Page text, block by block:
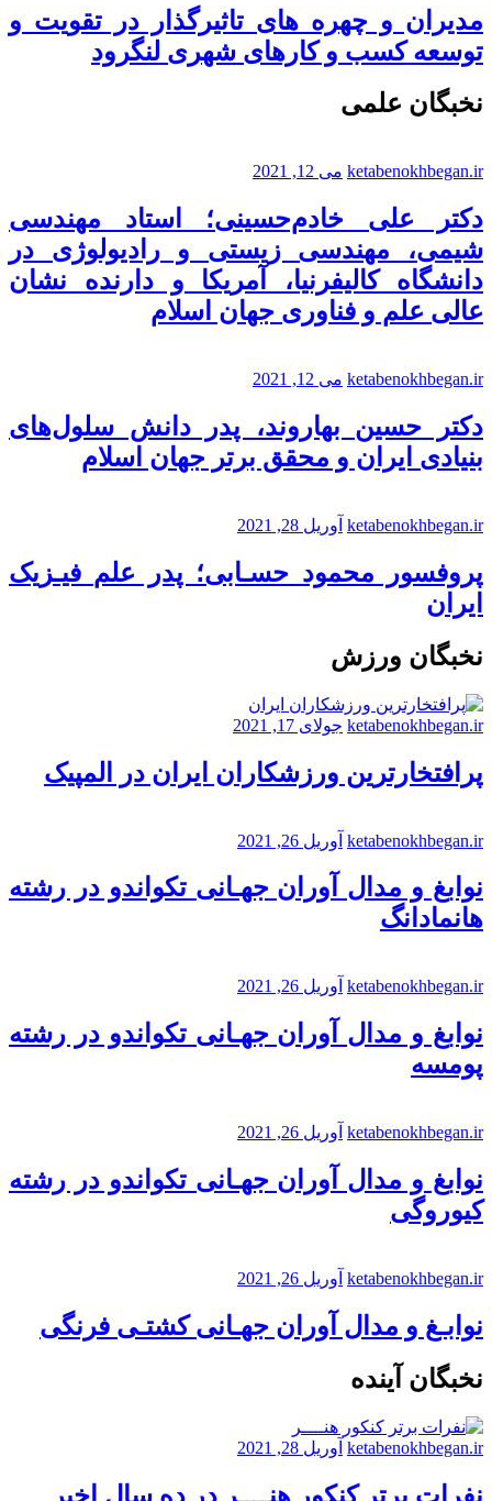
مدیران و چهره های تاثیرگذار در تقویت و
توسعه کسب و کارهای شهری لنگرود
نخبگان علمی
ketabenokhbegan.ir می 12, 2021
دکتر علی خادم‌حسینی؛ استاد مهندسی
شیمی، مهندسی زیستی و رادیولوژی در
دانشگاه کالیفرنیا، آمریکا و دارنده نشان
عالی علم و فناوری جهان اسلام
ketabenokhbegan.ir می 12, 2021
دکتر حسین بهاروند، پدر دانش سلول‌های
بنیادی ایران و محقق برتر جهان اسلام
ketabenokhbegan.ir آوریل 28, 2021
پروفسور محمود حسـابی؛ پدر علم فیـزیک
ایران
نخبگان ورزش
ketabenokhbegan.ir جولای 17, 2021
پرافتخارترین ورزشکاران ایران در المپیک
ketabenokhbegan.ir آوریل 26, 2021
نوابغ و مدال آوران جهـانی تکواندو در رشته
هانمادانگ
ketabenokhbegan.ir آوریل 26, 2021
نوابغ و مدال آوران جهـانی تکواندو در رشته
پومسه
ketabenokhbegan.ir آوریل 26, 2021
نوابغ و مدال آوران جهـانی تکواندو در رشته
کیوروگی
ketabenokhbegan.ir آوریل 26, 2021
نوابـغ و مدال آوران جهـانی کشتـی فرنگی
نخبگان آینده
ketabenokhbegan.ir آوریل 28, 2021
نفرات برتر کنکور هنــــر در ده سال اخیر